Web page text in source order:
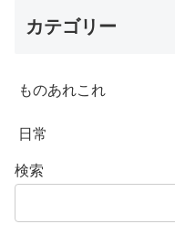
カテゴリー
ものあれこれ
日常
検索